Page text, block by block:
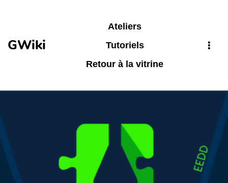
GWiki
Ateliers
Tutoriels
Retour à la vitrine